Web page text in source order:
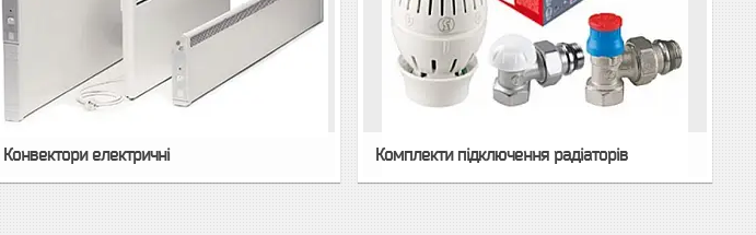
Конвектори електричні Комплекти підключення радіаторів